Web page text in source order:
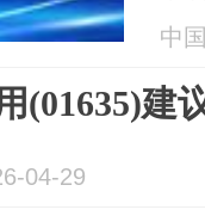
中
(01635)建
04-29